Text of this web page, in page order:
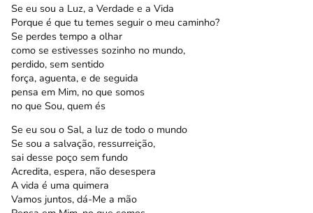
Se eu sou a Luz, a Verdade e a Vida
Porque é que tu temes seguir o meu caminho?
Se perdes tempo a olhar
como se estivesses sozinho no mundo,
perdido, sem sentido
força, aguenta, e de seguida
pensa em Mim, no que somos
no que Sou, quem és
Se eu sou o Sal, a luz de todo o mundo
Se sou a salvação, ressurreição,
sai desse poço sem fundo
Acredita, espera, não desespera
A vida é uma quimera
Vamos juntos, dá-Me a mão